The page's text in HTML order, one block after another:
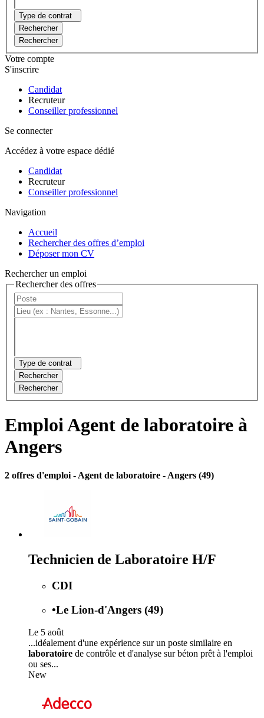
Type de contrat
Rechercher
Rechercher
Votre compte
S'inscrire
Candidat
Recruteur
Conseiller professionnel
Se connecter
Accédez à votre espace dédié
Candidat
Recruteur
Conseiller professionnel
Navigation
Accueil
Rechercher des offres d’emploi
Déposer mon CV
Rechercher un emploi
Rechercher des offres
Type de contrat
Rechercher
Rechercher
Emploi Agent de laboratoire à
Angers
2 offres d'emploi - Agent de laboratoire - Angers (49)
Technicien de Laboratoire H/F
CDI
•Le Lion-d'Angers (49)
Le 5 août
...idéalement d'une expérience sur un poste similaire en
laboratoire de contrôle et d'analyse sur béton prêt à l'emploi
ou ses...
New